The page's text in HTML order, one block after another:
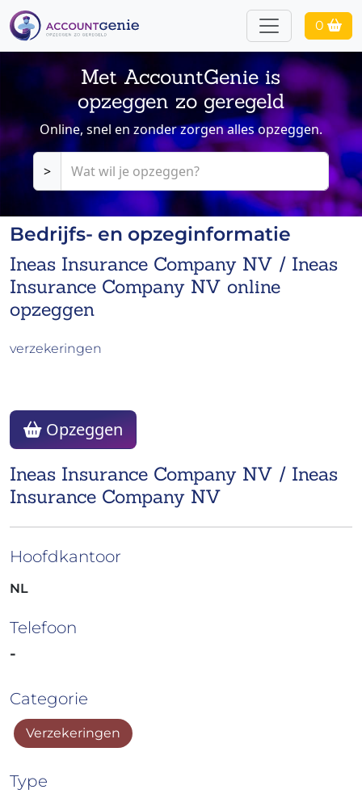
0
Met AccountGenie is
opzeggen zo geregeld
Online, snel en zonder zorgen alles opzeggen.
>
Bedrijfs- en opzeginformatie
Ineas Insurance Company NV / Ineas
Insurance Company NV online
opzeggen
verzekeringen
Ineas Insurance Company NV / Ineas
Insurance Company NV
Opzeggen
Hoofdkantoor
NL
Telefoon
-
Categorie
Verzekeringen
Type